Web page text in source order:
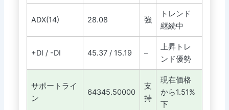
ADX(14) 28.08 強
トレンド
継続中
+DI / -DI 45.37 / 15.19 –
上昇トレ
ンド優勢
サポートライ
ン
64345.50000
支
持
現在価格
から1.51%
下